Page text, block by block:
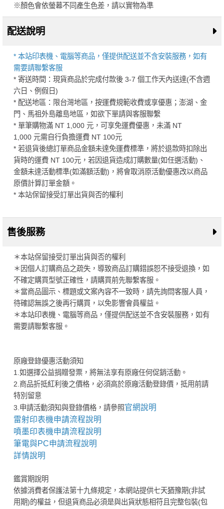
※顏色會依螢幕不同產生色差，請以實物為準
配送說明
* 本站印表機、電腦等商品，僅提供配送並不含安裝服務，如有
需要請聯繫客服
* 寄送時間：現貨商品於完成付款後 3-7 個工作天內送達(不含週
六日、例假日)
* 配送地區：限台灣地區，按運費規範收費或享優惠；澎湖、金
門、馬祖外島離島地區，如欲下單請與客服聯繫
* 單筆購物滿 NT 1,000 元，可享免運費優惠，未滿 NT
1,000 元需自行負擔運費 NT 100元
* 若退貨後總訂單商品金額未達免運費標準，將於退款時扣除出
貨時的運費 NT 100元，若因退貨造成訂購數量(如任選活動)、
金額未達活動標準(如滿額活動)，將會取消原活動優惠改以商品
原價計算訂單金額。
* 本站保留接受訂單出貨與否的權利
售後服務
＊本站保留接受訂單出貨與否的權利
＊因個人訂購商品之疏失，導致商品訂購錯誤恕不接受退換，如
不確定購買型號正確性，請購買前先聯繫客服。
＊當商品圖示、標題或文案內容不一致時，請先詢問客服人員，
待確認無誤之後再行購買，以免影響會員權益。
＊本站印表機、電腦等商品，僅提供配送並不含安裝服務，如有
需要請聯繫客服。
原廠登錄優惠活動須知
1.如選擇公益捐贈發票，將無法享有原廠任何促銷活動。
2.商品折抵紅利後之價格，必須高於原廠活動登錄價，抵用前請
特別留意
3.申請活動須知與登錄價格，請參照官網說明
雷射印表機申請流程說明
噴墨印表機申請流程說明
筆電與PC申請流程說明
詳情說明
鑑賞期說明
依據消費者保護法第十九條規定，本網站提供七天猶豫期(非試
用期)的權益，但退貨商品必須是與出貨狀態相符且完整包裝(包